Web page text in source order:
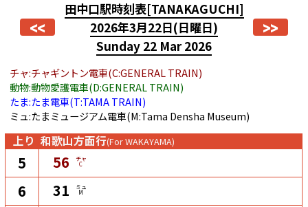
<<
田中口駅時刻表[TANAKAGUCHI]
2026年3月22日(日曜日)
Sunday 22 Mar 2026
>>
チャ:チャギントン電車(C:GENERAL TRAIN)
動物:動物愛護電車(D:GENERAL TRAIN)
たま:たま電車(T:TAMA TRAIN)
ミュ:たまミュージアム電車(M:Tama Densha Museum)
上り 和歌山方面行(For WAKAYAMA)
5 56 チャ
C
6 31 ミュ
M